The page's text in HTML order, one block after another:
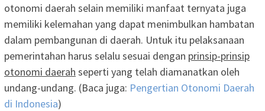
otonomi daerah selain memiliki manfaat ternyata juga
memiliki kelemahan yang dapat menimbulkan hambatan
dalam pembangunan di daerah. Untuk itu pelaksanaan
pemerintahan harus selalu sesuai dengan prinsip-prinsip
otonomi daerah seperti yang telah diamanatkan oleh
undang-undang. (Baca juga: Pengertian Otonomi Daerah
di Indonesia)